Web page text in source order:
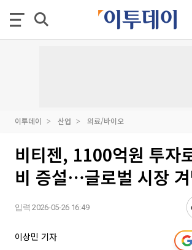
이투데이 산업 의료/바이오
비티젠, 1100억원 투자
비 증설⋯글로벌 시장
입력 2026-05-26 16:49
이상민 기자